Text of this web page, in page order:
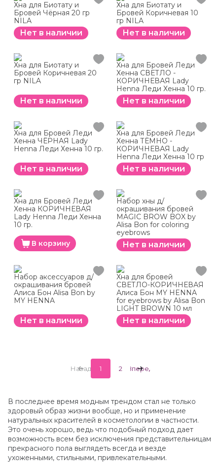
Хна для Биотату и
Бровей Чёрная 20 гр
NILA
Нет в наличии
Хна для Биотату и
Бровей Коричневая 10
гр NILA
Нет в наличии
Хна для Биотату и
Бровей Коричневая 20
гр NILA
Нет в наличии
Хна для Бровей Леди
Хенна СВЕТЛО -
КОРИЧНЕВАЯ Lady
Henna Леди Хенна 10 гр.
Нет в наличии
Хна для Бровей Леди
Хенна ЧЁРНАЯ Lady
Henna Леди Хенна 10 гр.
Нет в наличии
Хна для Бровей Леди
Хенна ТЁМНО -
КОРИЧНЕВАЯ Lady
Henna Леди Хенна 10 гр
Нет в наличии
Хна для Бровей Леди
Хенна КОРИЧНЕВАЯ
Lady Henna Леди Хенна
10 гр.
В корзину
Набор хны д/
окрашивания бровей
MAGIC BROW BOX by
Alisa Bon for coloring
eyebrows
Нет в наличии
Набор аксессуаров д/
окрашивания бровей
Алиса Бон Alisa Bon by
MY HENNA
Нет в наличии
Хна для бровей
СВЕТЛО-КОРИЧНЕВАЯ
Алиса Бон MY HENNA
for eyebrows by Alisa Bon
LIGHT BROWN 10 мл
Нет в наличии
Назад 1 2 Вперед
В последнее время модным трендом стал не только
здоровый образ жизни вообще, но и применение
натуральных красителей в косметологии в частности.
Это очень хорошо, ведь что подобный подход дает
возможность всем без исключения представительницам
прекрасного пола выглядеть всегда и везде
ухоженными, стильными, привлекательными.